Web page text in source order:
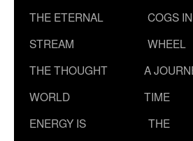
THE ETERNAL
STREAM
COGS
WHEEL
THE THOUGHT
WORLD
A
TIME
ENERGY IS
THE